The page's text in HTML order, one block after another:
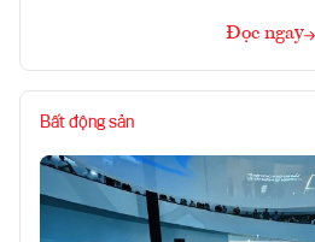
Đọc ngay
Bất động sản